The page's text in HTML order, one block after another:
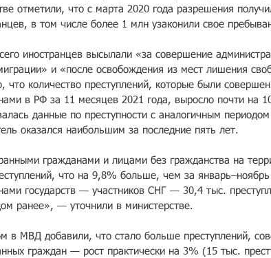
отметили, что с марта 2020 года разрешения
в том числе более 1 млн узаконили свое
иностранцев высылали «за совершение
и «после освобождения из мест лишения
что количество преступлений, которые были
в РФ за 11 месяцев 2021 года, выросло почти на
данные по преступности с аналогичным
оказался наибольшим за последние пять лет.
гражданами и лицами без гражданства на
что на 9,8% больше, чем за
государств — участников СНГ — 30,4 тыс.
ранее», — уточнили в министерстве.
в МВД добавили, что стало больше преступлений,
граждан — рост практически на 3% (15 тыс.